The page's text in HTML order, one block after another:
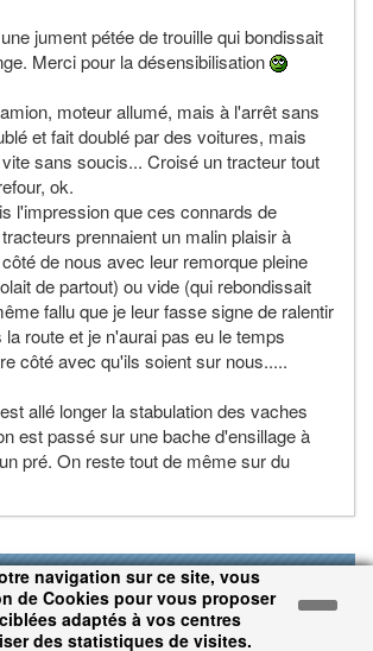
jument pétée de trouille qui bondissait
Merci pour la désensibilisation
moteur allumé, mais à l'arrêt sans
et fait doublé par des voitures, mais
sans soucis... Croisé un tracteur tout
ok.
l'impression que ces connards de
prennaient un malin plaisir à
de nous avec leur remorque pleine
de partout) ou vide (qui rebondissait
fallu que je leur fasse signe de ralentir
route et je n'aurai pas eu le temps
côté avec qu'ils soient sur nous.....
allé longer la stabulation des vaches
est passé sur une bache d'ensillage à
pré. On reste tout de même sur du
10/14 à 14:53:08
sont sages ?
navigation sur ce site, vous
de Cookies pour vous proposer
adaptés à vos centres
des statistiques de visites.